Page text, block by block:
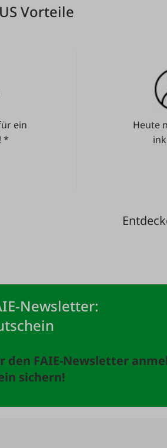
Vorteile
ein
*
Heute
Newsletter:
den FAIE-Newsletter
sichern!